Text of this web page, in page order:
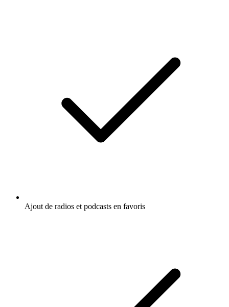
Ajout de radios et podcasts en favoris